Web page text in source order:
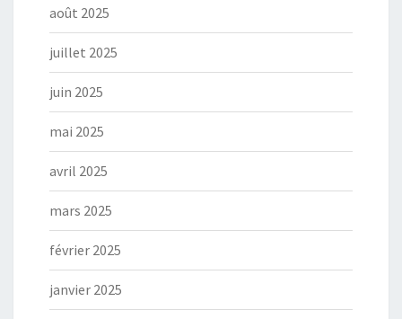
août 2025
juillet 2025
juin 2025
mai 2025
avril 2025
mars 2025
février 2025
janvier 2025